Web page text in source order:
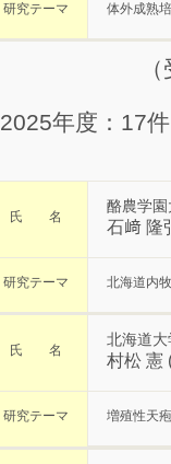
研究テーマ 体外成熟
2025年度：17
氏 名
酪農学
石﨑 隆
研究テーマ 北海道内
氏 名
北海道
村松 憲
研究テーマ 増殖性天